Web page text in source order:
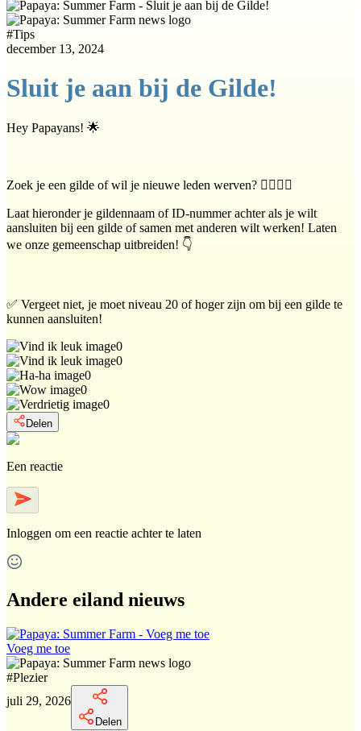
#Tips
december 13, 2024
Sluit je aan bij de Gilde!
Hey Papayans! 🌟
Zoek je een gilde of wil je nieuwe leden werven? 🙋‍♀️🙋‍♂️
Laat hieronder je gildennaam of ID-nummer achter als je wilt
aansluiten bij een gilde of samen met anderen wilt werken! Laten
we onze gemeenschap uitbreiden! 👇
✅ Vergeet niet, je moet niveau 20 of hoger zijn om bij een gilde te
kunnen aansluiten!
0
0
0
0
0
Delen
Een reactie
Inloggen om een reactie achter te laten
Andere eiland nieuws
Voeg me toe
#Plezier
juli 29, 2026
Delen